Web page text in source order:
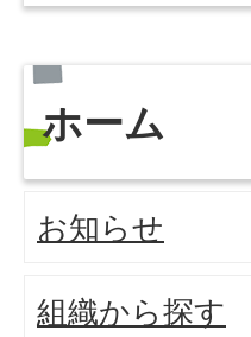
ホーム
お知らせ
組織から探す